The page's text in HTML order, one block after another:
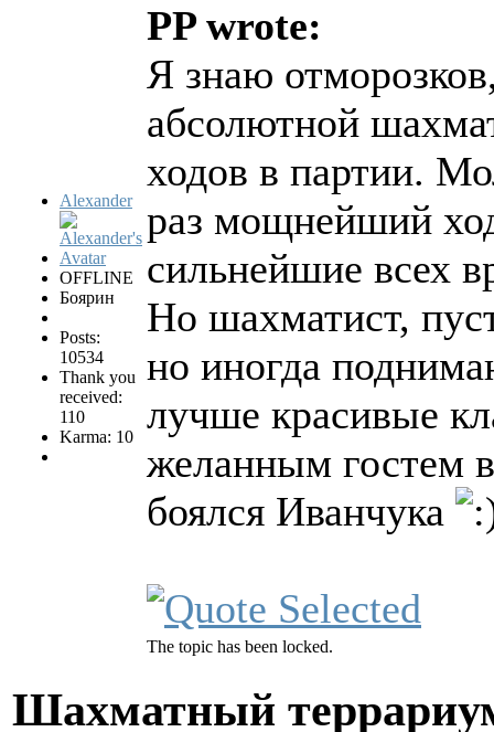
Alexander
OFFLINE
Боярин
Posts:
10534
Thank you
received:
110
Karma: 10
PP wrote:
Я знаю
абсолютной
ходов в партии.
раз мощнейший
сильнейшие всех
Но шахматист,
но иногда
лучше красивые
желанным гостем
боялся Иванчука
The topic has been locked.
Шахматный